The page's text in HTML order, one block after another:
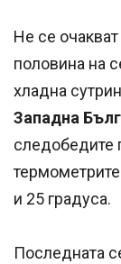
Не се
половина на
хладна
Западна
следобедите
и 25 градуса.
Последната